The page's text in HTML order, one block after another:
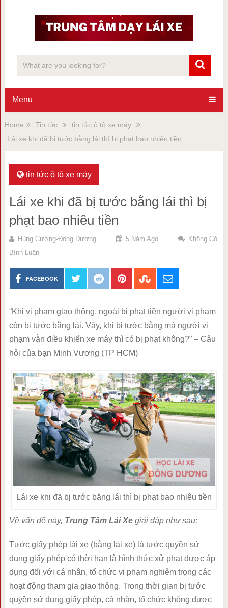
Menu
Home Tin tức
tin tức ô tô xe máy
Lái xe khi đã bị tước bằng lái thì bị phạt bao nhiêu tiền
tin tức ô tô xe máy
Lái xe khi đã bị tước bằng lái thì bị
phạt bao nhiêu tiền
Hùng Cường-Đông Dương 5 Năm Ago
Không Có
Bình Luận
FACEBOOK
“Khi vi phạm giao thông, ngoài bị phạt tiền người vi phạm
còn bị tước bằng lái. Vậy, khi bị tước bằng mà người vi
phạm vẫn điều khiển xe máy thì có bị phạt không?” – Câu
hỏi của bạn Minh Vương (TP HCM)
Lái xe khi đã bị tước bằng lái thì bị phạt bao nhiêu tiền
Về vấn đề này, Trung Tâm Lái Xegiải đáp như sau:
Tước giấy phép lái xe (bằng lái xe) là tước quyền sử
dụng giấy phép có thời hạn là hình thức xử phạt được áp
dụng đối với cá nhân, tổ chức vi phạm nghiêm trọng các
hoạt động tham gia giao thông. Trong thời gian bị tước
quyền sử dụng giấy phép, cá nhân, tổ chức không được